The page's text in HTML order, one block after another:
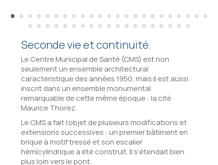
Seconde vie et continuité.
Le Centre Municipal de Santé (CMS) est non
seulement un ensemble architectural
caractéristique des années 1950, mais il est aussi
inscrit dans un ensemble monumental
remarquable de cette même époque : la cité
Maurice Thorez.
Le CMS a fait l’objet de plusieurs modifications et
extensions successives : un premier bâtiment en
brique à motif tressé et son escalier
hémicylindrique a été construit. Il s’étendait bien
plus loin vers le pont.